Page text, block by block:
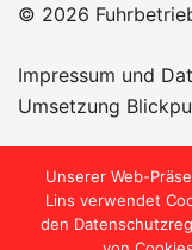
© 2026
Impressum und
Umsetzung
Öffnungszeiten:
Unserer Web-
Lins verwendet
den